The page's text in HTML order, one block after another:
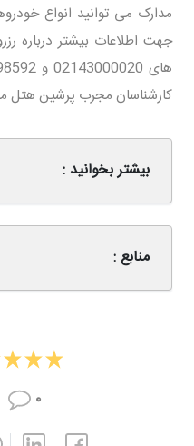
مدارک می توانید انواع
جهت اطلاعات بیشتر درباره
کارشناسان مجرب پرشین هتل
بیشتر بخوانید :
منابع :
۰